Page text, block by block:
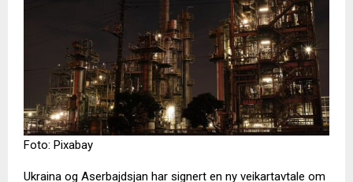
Foto: Pixabay
Ukraina og Aserbajdsjan har signert en ny veikartavtale om